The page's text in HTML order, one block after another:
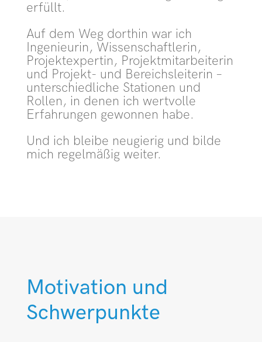
erfüllt.
Auf dem Weg dorthin war ich
Ingenieurin, Wissenschaftlerin,
Projekt­expertin, Projekt­mit­arbeiterin
und Projekt- und Bereichsleiterin –
unterschied­liche Stationen und
Rollen, in denen ich wertvolle
Erfahrungen gewonnen habe.
Und ich bleibe neugierig und bilde
mich regelmäßig weiter.
Motivation und
Schwerpunkte